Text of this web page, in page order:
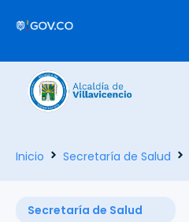
Inicio Secretaría de Salud
Secretaría de Salud